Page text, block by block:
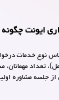
ایونت
نوع خدمات
تعداد مهمانان،
جلسه مشاوره